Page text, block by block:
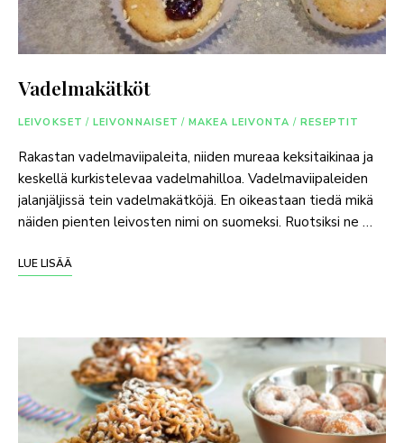
Vadelmakätköt
LEIVOKSET / LEIVONNAISET / MAKEA LEIVONTA / RESEPTIT
Rakastan vadelmaviipaleita, niiden mureaa keksitaikinaa ja
keskellä kurkistelevaa vadelmahilloa. Vadelmaviipaleiden
jalanjäljissä tein vadelmakätköjä. En oikeastaan tiedä mikä
näiden pienten leivosten nimi on suomeksi. Ruotsiksi ne …
LUE LISÄÄ